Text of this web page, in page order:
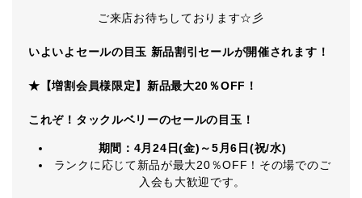
ご来店お待ちしております☆彡
いよいよセールの目玉 新品割引セールが開催されます！
★【増割会員様限定】新品最大20％OFF！
これぞ！タックルベリーのセールの目玉！
期間：4月24日(金)～5月6日(祝/水)
ランクに応じて新品が最大20％OFF！その場でのご
入会も大歓迎です。